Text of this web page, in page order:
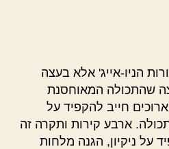
הניו-אייג' אלא בעצה
שהתכולה המאוחסנת
חייב להקפיד על
ארבע קירות ותקרה זה
על ניקיון, הגנה מלחות